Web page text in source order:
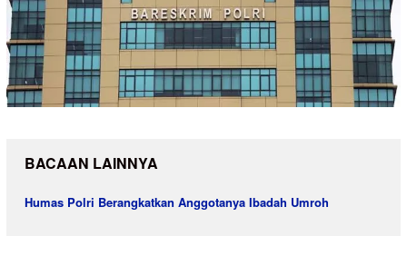
BACAAN LAINNYA
Humas Polri Berangkatkan Anggotanya Ibadah Umroh